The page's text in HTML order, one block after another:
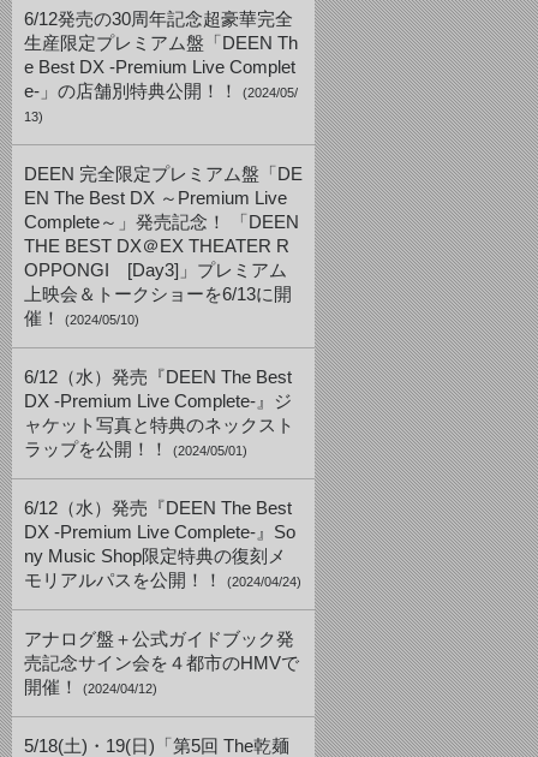
6/12発売の30周年記念超豪華完全
生産限定プレミアム盤「DEEN Th
e Best DX -Premium Live Complet
e-」の店舗別特典公開！！
(2024/05/
13)
DEEN 完全限定プレミアム盤「DE
EN The Best DX ～Premium Live
Complete～」発売記念！ 「DEEN
THE BEST DX＠EX THEATER R
OPPONGI [Day3]」プレミアム
上映会＆トークショーを6/13に開
催！
(2024/05/10)
6/12（水）発売『DEEN The Best
DX -Premium Live Complete-』ジ
ャケット写真と特典のネックスト
ラップを公開！！
(2024/05/01)
6/12（水）発売『DEEN The Best
DX -Premium Live Complete-』So
ny Music Shop限定特典の復刻メ
モリアルパスを公開！！
(2024/04/24)
アナログ盤＋公式ガイドブック発
売記念サイン会を４都市のHMVで
開催！
(2024/04/12)
5/18(土)・19(日)「第5回 The乾麺